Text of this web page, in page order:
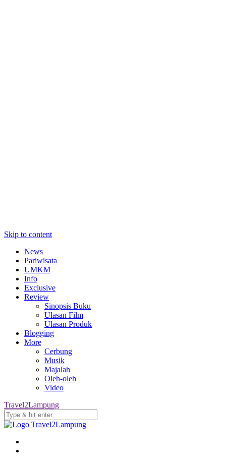
Skip to content
News
Pariwisata
UMKM
Info
Exclusive
Review
Sinopsis Buku
Ulasan Film
Ulasan Produk
Blogging
More
Cerbung
Musik
Majalah
Oleh-oleh
Video
Travel2Lampung